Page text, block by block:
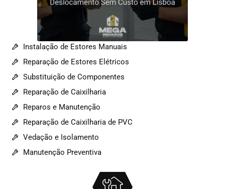
Instalação de Estores Manuais
Reparação de Estores Elétricos
Substituição de Componentes
Reparação de Caixilharia
Reparos e Manutenção
Reparação de Caixilharia de PVC
Vedação e Isolamento
Manutenção Preventiva